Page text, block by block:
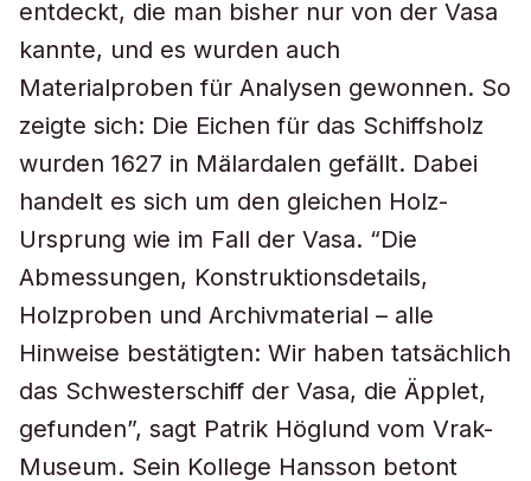
entdeckt, die man bisher nur von der Vasa
kannte, und es wurden auch
Materialproben für Analysen gewonnen. So
zeigte sich: Die Eichen für das Schiffsholz
wurden 1627 in Mälardalen gefällt. Dabei
handelt es sich um den gleichen Holz-
Ursprung wie im Fall der Vasa. “Die
Abmessungen, Konstruktionsdetails,
Holzproben und Archivmaterial – alle
Hinweise bestätigten: Wir haben tatsächlich
das Schwesterschiff der Vasa, die Äpplet,
gefunden”, sagt Patrik Höglund vom Vrak-
Museum. Sein Kollege Hansson betont